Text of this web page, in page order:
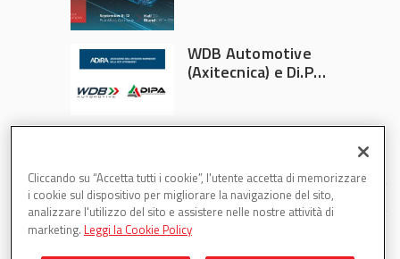
WDB Automotive
(Axitecnica) e Di.Pa.
Cliccando su “Accetta tutti i cookie”, l'utente accetta di memorizzare
i cookie sul dispositivo per migliorare la navigazione del sito,
analizzare l'utilizzo del sito e assistere nelle nostre attività di
marketing. Leggi la Cookie Policy